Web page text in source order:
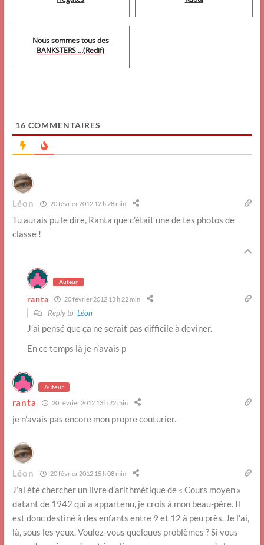
Nous sommes tous des
BANKSTERS …(Redif)
16 COMMENTAIRES
Léon 20 février 2012 12 h 28 min
Tu aurais pu le dire, Ranta que c’était une de tes photos de
classe !
Auteur
ranta 20 février 2012 13 h 22 min
Reply to Léon
J’ai pensé que ça ne serait pas difficile à deviner.
En ce temps là je n’avais p
Auteur
ranta 20 février 2012 13 h 22 min
je n’avais pas encore mon propre couturier.
Léon 20 février 2012 15 h 08 min
J’ai été chercher un livre d’arithmétique de « Cours moyen »
datant de 1942 qui a appartenu, je crois à mon beau-père. Il
est donc destiné à des enfants entre 9 et 12 à peu près. Je l’ai,
là, sous les yeux. Voulez-vous quelques problèmes ? Si vous